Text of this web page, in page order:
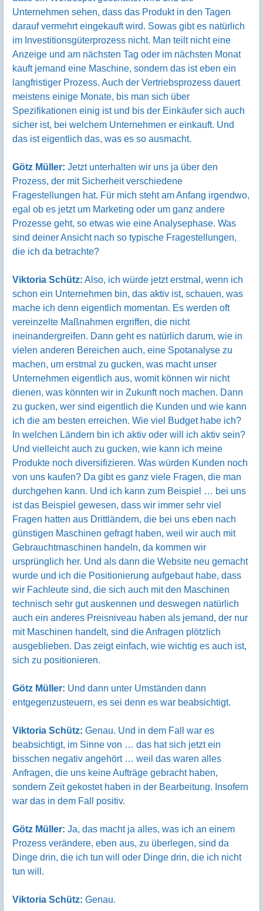
Unternehmen sehen, dass das Produkt in den Tagen
darauf vermehrt eingekauft wird. Sowas gibt es natürlich
im Investitionsgüterprozess nicht. Man teilt nicht eine
Anzeige und am nächsten Tag oder im nächsten Monat
kauft jemand eine Maschine, sondern das ist eben ein
langfristiger Prozess. Auch der Vertriebsprozess dauert
meistens einige Monate, bis man sich über
Spezifikationen einig ist und bis der Einkäufer sich auch
sicher ist, bei welchem Unternehmen er einkauft. Und
das ist eigentlich das, was es so ausmacht.
Götz Müller: Jetzt unterhalten wir uns ja über den
Prozess, der mit Sicherheit verschiedene
Fragestellungen hat. Für mich steht am Anfang irgendwo,
egal ob es jetzt um Marketing oder um ganz andere
Prozesse geht, so etwas wie eine Analysephase. Was
sind deiner Ansicht nach so typische Fragestellungen,
die ich da betrachte?
Viktoria Schütz: Also, ich würde jetzt erstmal, wenn ich
schon ein Unternehmen bin, das aktiv ist, schauen, was
mache ich denn eigentlich momentan. Es werden oft
vereinzelte Maßnahmen ergriffen, die nicht
ineinandergreifen. Dann geht es natürlich darum, wie in
vielen anderen Bereichen auch, eine Spotanalyse zu
machen, um erstmal zu gucken, was macht unser
Unternehmen eigentlich aus, womit können wir nicht
dienen, was könnten wir in Zukunft noch machen. Dann
zu gucken, wer sind eigentlich die Kunden und wie kann
ich die am besten erreichen. Wie viel Budget habe ich?
In welchen Ländern bin ich aktiv oder will ich aktiv sein?
Und vielleicht auch zu gucken, wie kann ich meine
Produkte noch diversifizieren. Was würden Kunden noch
von uns kaufen? Da gibt es ganz viele Fragen, die man
durchgehen kann. Und ich kann zum Beispiel … bei uns
ist das Beispiel gewesen, dass wir immer sehr viel
Fragen hatten aus Drittländern, die bei uns eben nach
günstigen Maschinen gefragt haben, weil wir auch mit
Gebrauchtmaschinen handeln, da kommen wir
ursprünglich her. Und als dann die Website neu gemacht
wurde und ich die Positionierung aufgebaut habe, dass
wir Fachleute sind, die sich auch mit den Maschinen
technisch sehr gut auskennen und deswegen natürlich
auch ein anderes Preisniveau haben als jemand, der nur
mit Maschinen handelt, sind die Anfragen plötzlich
ausgeblieben. Das zeigt einfach, wie wichtig es auch ist,
sich zu positionieren.
Götz Müller: Und dann unter Umständen dann
entgegenzusteuern, es sei denn es war beabsichtigt.
Viktoria Schütz: Genau. Und in dem Fall war es
beabsichtigt, im Sinne von … das hat sich jetzt ein
bisschen negativ angehört … weil das waren alles
Anfragen, die uns keine Aufträge gebracht haben,
sondern Zeit gekostet haben in der Bearbeitung. Insofern
war das in dem Fall positiv.
Götz Müller: Ja, das macht ja alles, was ich an einem
Prozess verändere, eben aus, zu überlegen, sind da
Dinge drin, die ich tun will oder Dinge drin, die ich nicht
tun will.
Viktoria Schütz: Genau.